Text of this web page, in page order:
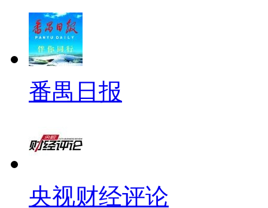
番禺日报
央视财经评论